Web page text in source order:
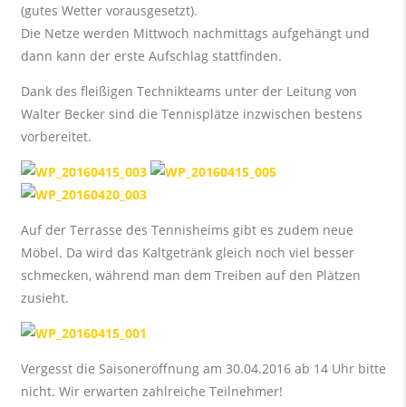
(gutes Wetter vorausgesetzt).
Die Netze werden Mittwoch nachmittags aufgehängt und
dann kann der erste Aufschlag stattfinden.
Dank des fleißigen Technikteams unter der Leitung von
Walter Becker sind die Tennisplätze inzwischen bestens
vorbereitet.
Auf der Terrasse des Tennisheims gibt es zudem neue
Möbel. Da wird das Kaltgetränk gleich noch viel besser
schmecken, während man dem Treiben auf den Plätzen
zusieht.
Vergesst die Saisoneröffnung am 30.04.2016 ab 14 Uhr bitte
nicht. Wir erwarten zahlreiche Teilnehmer!